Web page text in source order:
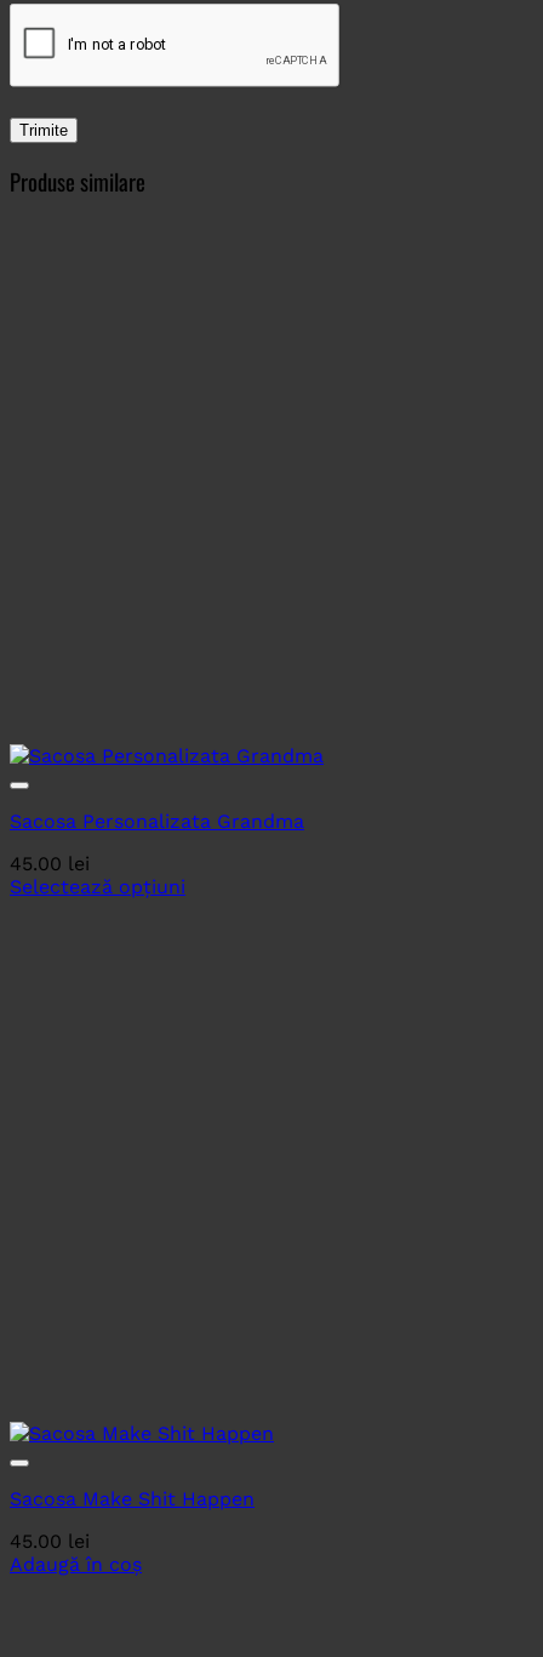
Produse similare
Sacosa Personalizata Grandma
45.00 lei
Selectează opțiuni
Sacosa Make Shit Happen
45.00 lei
Adaugă în coș